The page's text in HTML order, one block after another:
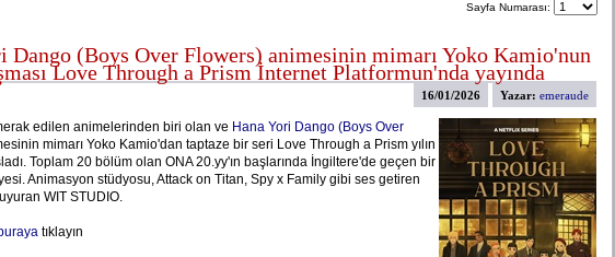
Sayfa Numarası:
Dango (Boys Over Flowers) animesinin mimarı Yoko Kamio'nun
Love Through a Prism İnternet Platformun'nda yayında
Yazar: emeraude
16/01/2026
edilen animelerinden biri olan ve Hana Yori Dango (Boys Over
mimarı Yoko Kamio'dan taptaze bir seri Love Through a Prism yılın
Toplam 20 bölüm olan ONA 20.yy'ın başlarında İngiltere'de geçen bir
Animasyon stüdyosu, Attack on Titan, Spy x Family gibi ses getiren
WIT STUDIO.
tıklayın